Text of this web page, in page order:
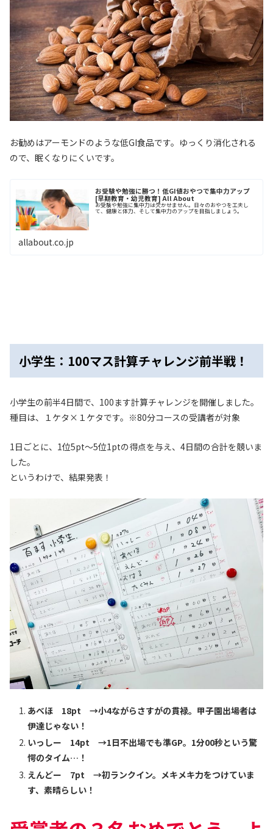
お勧めはアーモンドのような低GI食品です。ゆっくり消化される
ので、眠くなりにくいです。
お受験や勉強に勝つ！低GI値おやつで集中力アップ
[早期教育・幼児教育] All About
お受験や勉強に集中力は欠かせません。日々のおやつを工夫し
て、健康と体力、そして集中力のアップを目指しましょう。
allabout.co.jp
小学生：100マス計算チャレンジ前半戦！
小学生の前半4日間で、100ます計算チャレンジを開催しました。
種目は、１ケタ×１ケタです。※80分コースの受講者が対象
1日ごとに、1位5pt〜5位1ptの得点を与え、4日間の合計を競いま
した。
というわけで、結果発表！
あべほ 18pt →小4ながらさすがの貫禄。甲子園出場者は
伊達じゃない！
いっしー 14pt →1日不出場でも準GP。1分00秒という驚
愕のタイム…！
えんどー 7pt →初ランクイン。メキメキ力をつけていま
す、素晴らしい！